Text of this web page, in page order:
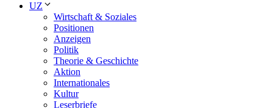
UZ
Wirtschaft & Soziales
Positionen
Anzeigen
Politik
Theorie & Geschichte
Aktion
Internationales
Kultur
Leserbriefe